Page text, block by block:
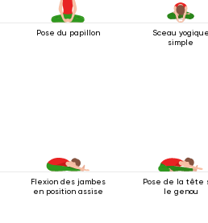
Pose du papillon
Sceau yogique
simple
Flexion des jambes
en position assise
Pose de la tête
le genou